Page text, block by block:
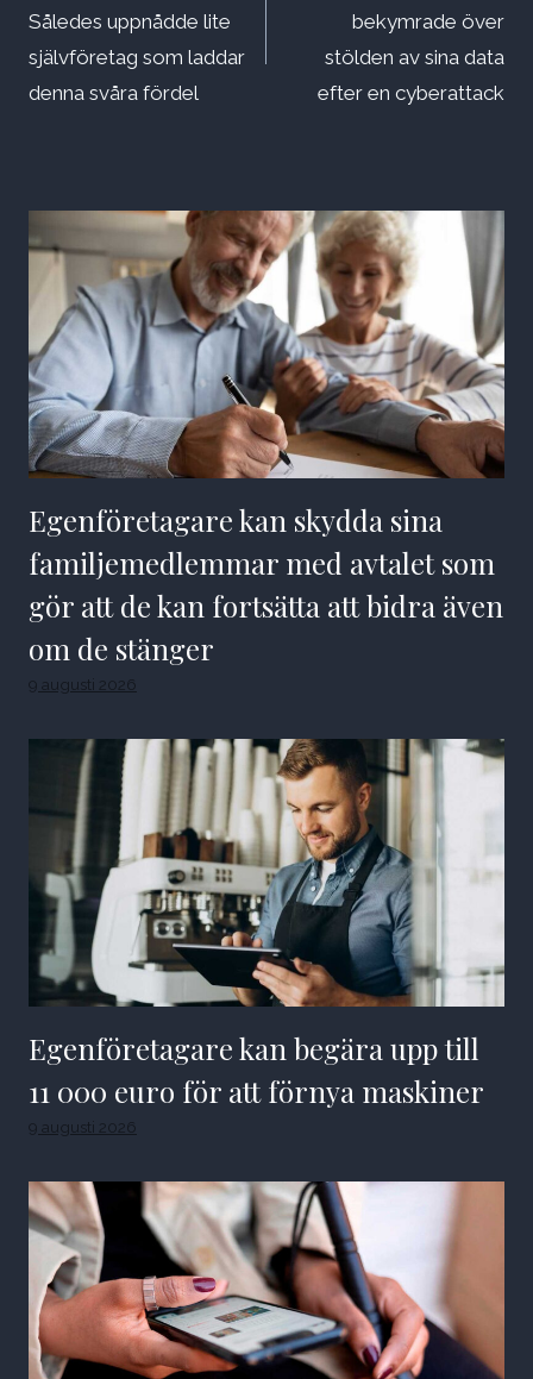
Således uppnådde lite
självföretag som laddar
denna svåra fördel
bekymrade över
stölden av sina data
efter en cyberattack
Egenföretagare kan skydda sina
familjemedlemmar med avtalet som
gör att de kan fortsätta att bidra även
om de stänger
9 augusti 2026
Egenföretagare kan begära upp till
11 000 euro för att förnya maskiner
9 augusti 2026